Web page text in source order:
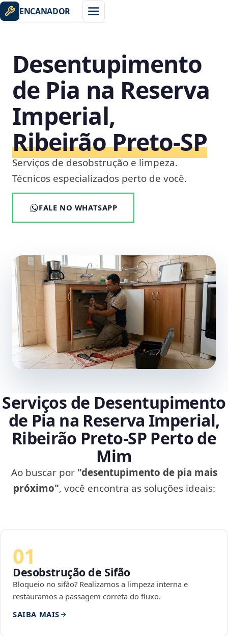
ENCANADOR
Desentupimento
de Pia na Reserva
Imperial,
Ribeirão Preto‑SP
Serviços de desobstrução e limpeza.
Técnicos especializados perto de você.
FALE NO WHATSAPP
Serviços de Desentupimento
de Pia na Reserva Imperial,
Ribeirão Preto‑SP Perto de
Mim
Ao buscar por "desentupimento de pia mais
próximo", você encontra as soluções ideais:
01
Desobstrução de Sifão
Bloqueio no sifão? Realizamos a limpeza interna e
restauramos a passagem correta do fluxo.
SAIBA MAIS